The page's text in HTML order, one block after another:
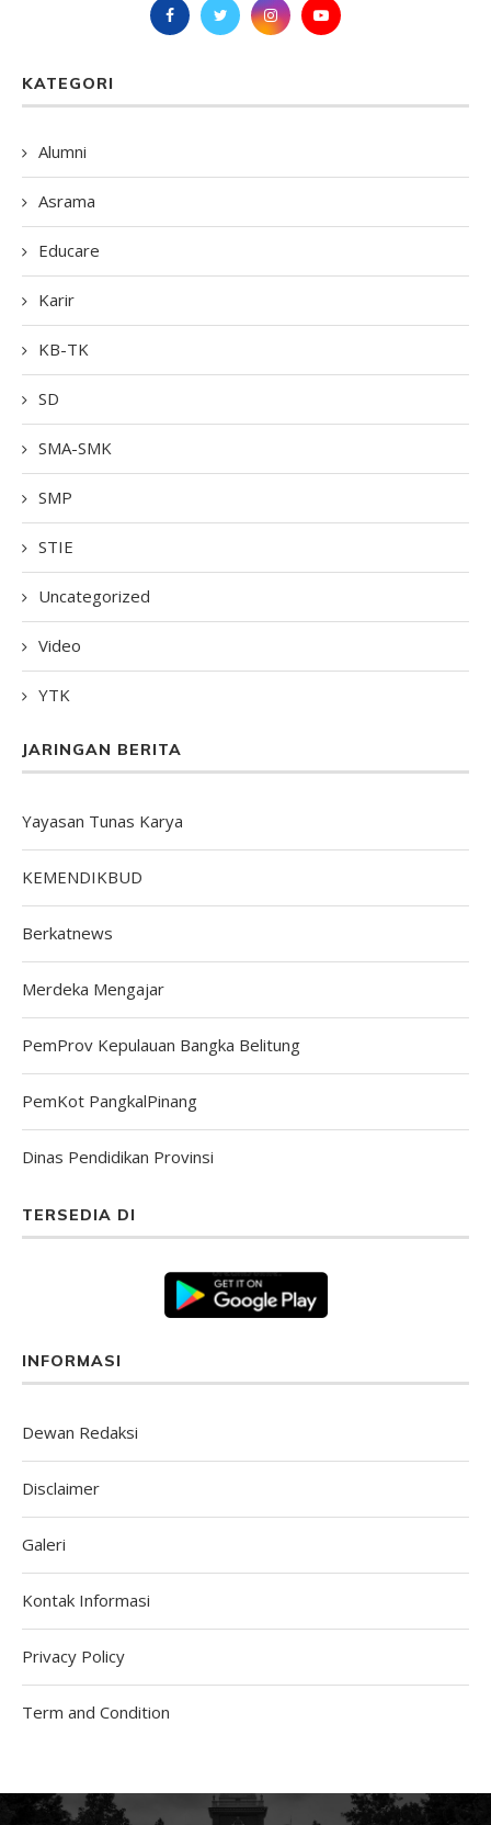
KATEGORI
Alumni
Asrama
Educare
Karir
KB-TK
SD
SMA-SMK
SMP
STIE
Uncategorized
Video
YTK
JARINGAN BERITA
Yayasan Tunas Karya
KEMENDIKBUD
Berkatnews
Merdeka Mengajar
PemProv Kepulauan Bangka Belitung
PemKot PangkalPinang
Dinas Pendidikan Provinsi
TERSEDIA DI
INFORMASI
Dewan Redaksi
Disclaimer
Galeri
Kontak Informasi
Privacy Policy
Term and Condition